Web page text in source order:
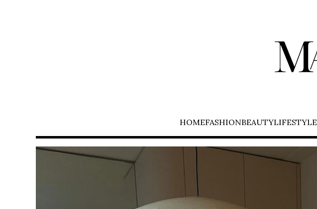
HOMEFASHIONBEAUTYLIFESTYLE